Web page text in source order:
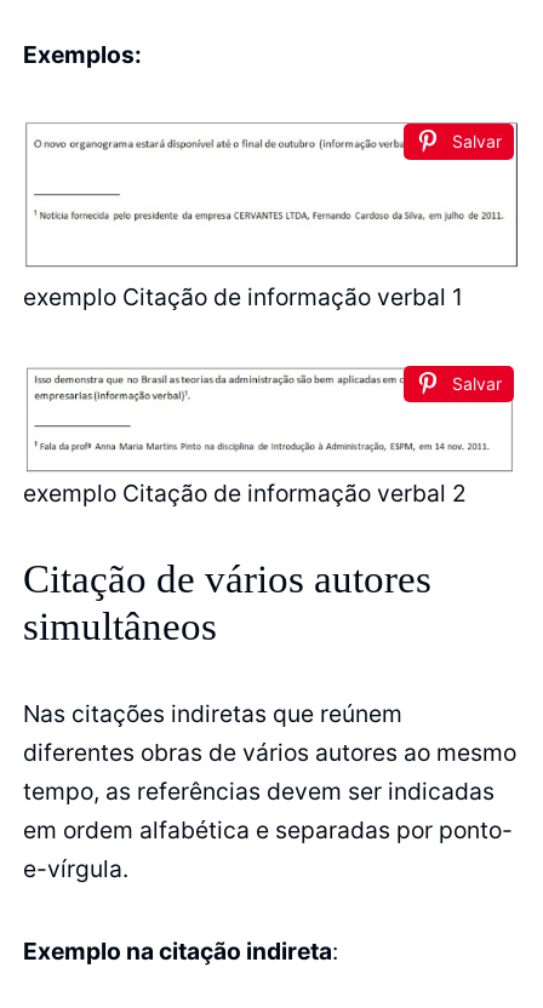
Exemplos:
Salvar
exemplo Citação de informação verbal 1
Salvar
exemplo Citação de informação verbal 2
Citação de vários autores
simultâneos
Nas citações indiretas que reúnem
diferentes obras de vários autores ao mesmo
tempo, as referências devem ser indicadas
em ordem alfabética e separadas por ponto-
e-vírgula.
Exemplo na citação indireta: